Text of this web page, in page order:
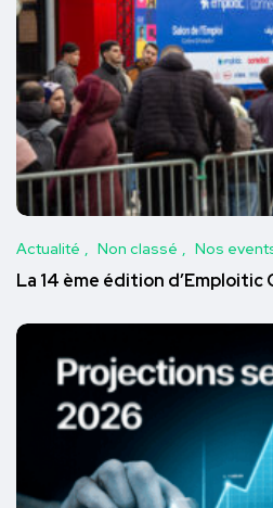
Actualité Non classé Nos
La 14 ème édition d’Emploitic